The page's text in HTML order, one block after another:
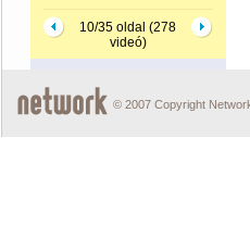
10/35 oldal (278
videó)
© 2007 Copyright